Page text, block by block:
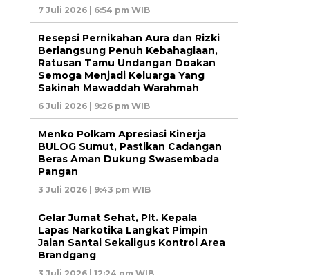
7 Juli 2026 | 6:54 pm WIB
Resepsi Pernikahan Aura dan Rizki
Berlangsung Penuh Kebahagiaan,
Ratusan Tamu Undangan Doakan
Semoga Menjadi Keluarga Yang
Sakinah Mawaddah Warahmah
6 Juli 2026 | 9:26 pm WIB
Menko Polkam Apresiasi Kinerja
BULOG Sumut, Pastikan Cadangan
Beras Aman Dukung Swasembada
Pangan
3 Juli 2026 | 9:43 pm WIB
Gelar Jumat Sehat, Plt. Kepala
Lapas Narkotika Langkat Pimpin
Jalan Santai Sekaligus Kontrol Area
Brandgang